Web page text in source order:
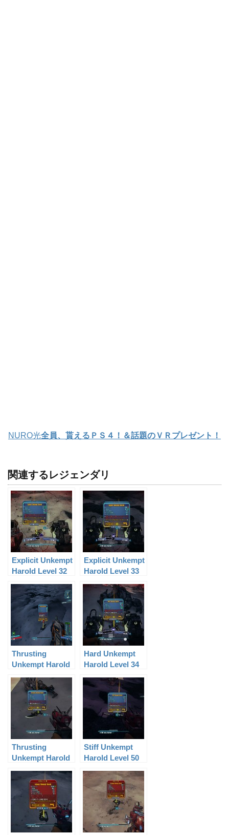
NURO光全員、貰えるＰＳ４！＆話題のＶＲプレゼント！
関連するレジェンダリ
Explicit Unkempt
Harold Level 32
Explicit Unkempt
Harold Level 33
Thrusting
Unkempt Harold
Hard Unkempt
Harold Level 34
Thrusting
Unkempt Harold
Stiff Unkempt
Harold Level 50